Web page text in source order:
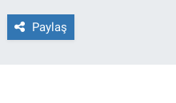
Paylaş